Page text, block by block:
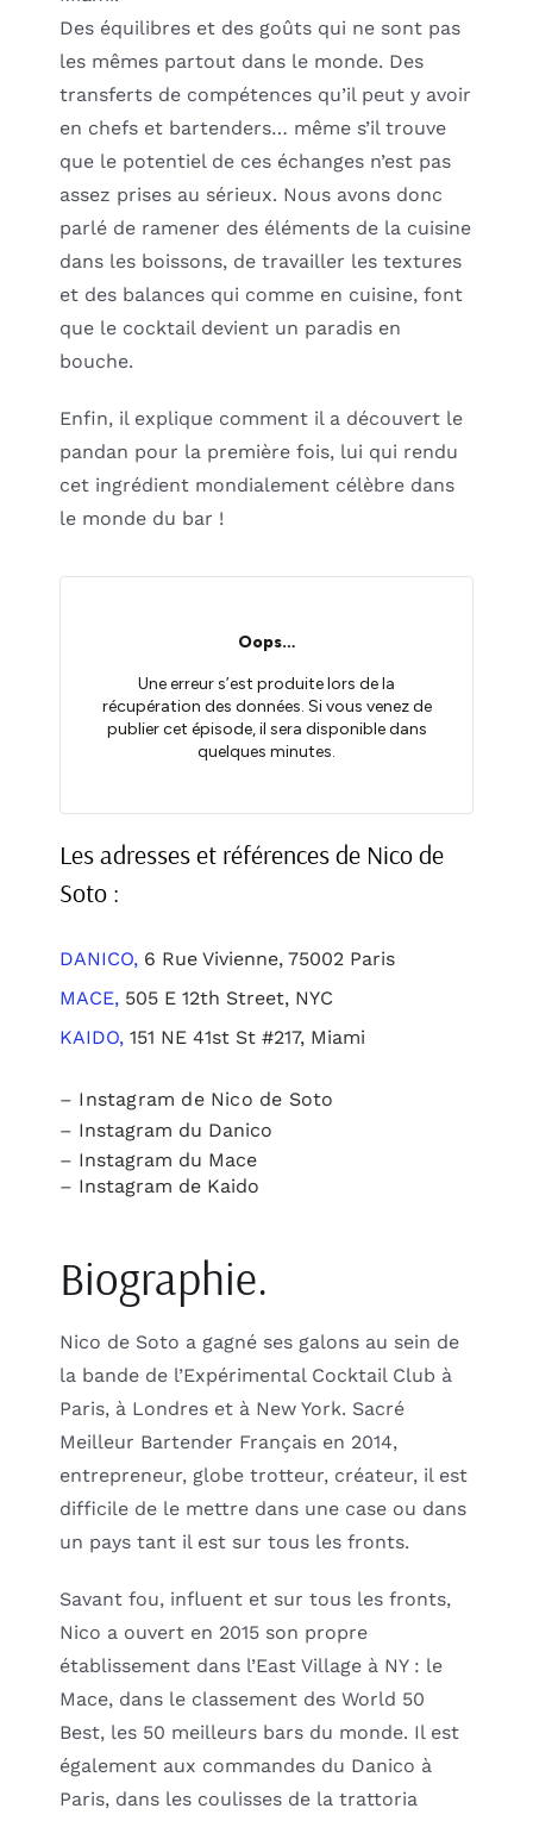
Des équilibres et des goûts qui ne sont pas
les mêmes partout dans le monde. Des
transferts de compétences qu’il peut y avoir
en chefs et bartenders… même s’il trouve
que le potentiel de ces échanges n’est pas
assez prises au sérieux. Nous avons donc
parlé de ramener des éléments de la cuisine
dans les boissons, de travailler les textures
et des balances qui comme en cuisine, font
que le cocktail devient un paradis en
bouche.
Enfin, il explique comment il a découvert le
pandan pour la première fois, lui qui rendu
cet ingrédient mondialement célèbre dans
le monde du bar !
Les adresses et références de Nico de
Soto :
DANICO, 6 Rue Vivienne, 75002 Paris
MACE, 505 E 12th Street, NYC
KAIDO, 151 NE 41st St #217, Miami
– Instagram de Nico de Soto
– Instagram du Danico
– Instagram du Mace
– Instagram de Kaido
Biographie.
Nico de Soto a gagné ses galons au sein de
la bande de l’Expérimental Cocktail Club à
Paris, à Londres et à New York. Sacré
Meilleur Bartender Français en 2014,
entrepreneur, globe trotteur, créateur, il est
difficile de le mettre dans une case ou dans
un pays tant il est sur tous les fronts.
Savant fou, influent et sur tous les fronts,
Nico a ouvert en 2015 son propre
établissement dans l’East Village à NY : le
Mace, dans le classement des World 50
Best, les 50 meilleurs bars du monde. Il est
également aux commandes du Danico à
Paris, dans les coulisses de la trattoria